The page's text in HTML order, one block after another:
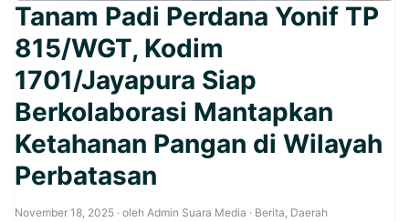
Tanam Padi Perdana Yonif TP
815/WGT, Kodim
1701/Jayapura Siap
Berkolaborasi Mantapkan
Ketahanan Pangan di Wilayah
Perbatasan
November 18, 2025 · oleh Admin Suara Media · Berita, Daerah